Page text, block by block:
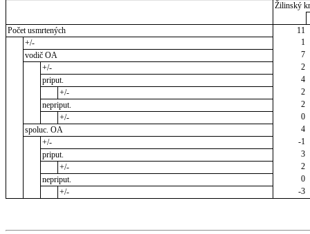
Žilinský
Počet usmrtených
11
+/-
1
vodič OA
7
+/-
2
priput.
4
+/-
2
nepriput.
2
+/-
0
spoluc. OA
4
+/-
-1
priput.
3
+/-
2
nepriput.
0
+/-
-3